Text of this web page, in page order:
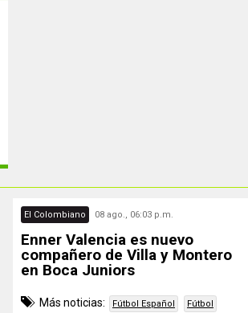
El Colombiano 08 ago., 06:03 p.m.
Enner Valencia es nuevo
compañero de Villa y Montero
en Boca Juniors
Más noticias: Fútbol Español Fútbol